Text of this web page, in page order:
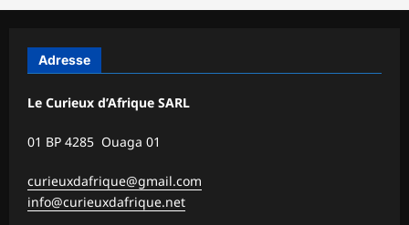
Adresse
Le Curieux d’Afrique SARL
01 BP 4285 Ouaga 01
curieuxdafrique@gmail.com
info@curieuxdafrique.net